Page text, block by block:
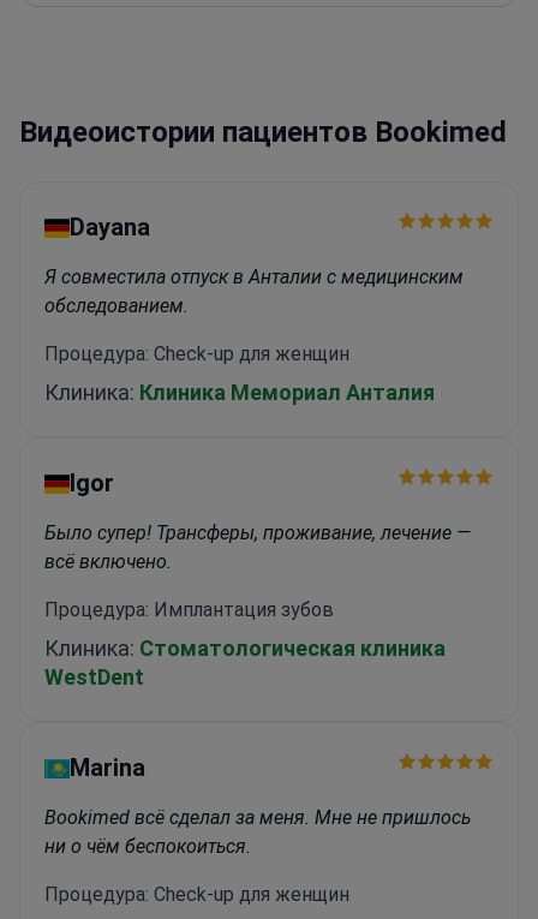
высочайших эстетических и функциональных
Видеоистории пациентов Bookimed
Dayana
Я совместила отпуск в Анталии с медицинским
обследованием.
Процедура: Check-up для женщин
Клиника: Клиника Мемориал Анталия
Igor
Было супер! Трансферы, проживание, лечение —
всё включено.
Процедура: Имплантация зубов
Клиника: Стоматологическая клиника
WestDent
Marina
Bookimed всё сделал за меня. Мне не пришлось
ни о чём беспокоиться.
Процедура: Check-up для женщин